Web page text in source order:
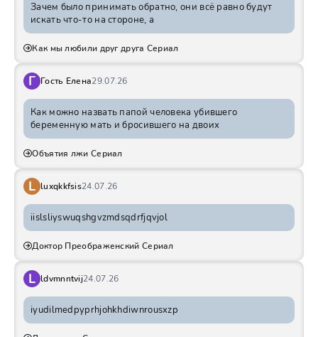
Зачем было принимать обратно, они всё равно будут
искать что-то на стороне, а
Как мы любили друг друга Сериал
Г Гость Елена29.07.26
Как можно назвать папой человека убившего
беременную мать и бросившего на двоих
Объятия лжи Сериал
L luxqkkfsis24.07.26
iislsliyswuqshgvzmdsqdrfjqvjol
Доктор Преображенский Сериал
L ldvmnntvij24.07.26
iyudilmedpyprhjohkhdiwnrousxzp